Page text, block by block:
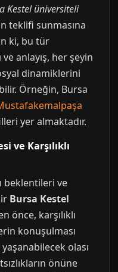
Kestel üniversiteli
teklifi sunmasına
ki, bu tür
anlayış, her şeyin
dinamiklerini
Örneğin, Bursa
yer almaktadır.
ve Karşılıklı
beklentileri ve
Bursa Kestel
önce, karşılıklı
konuşulması
olası
önüne